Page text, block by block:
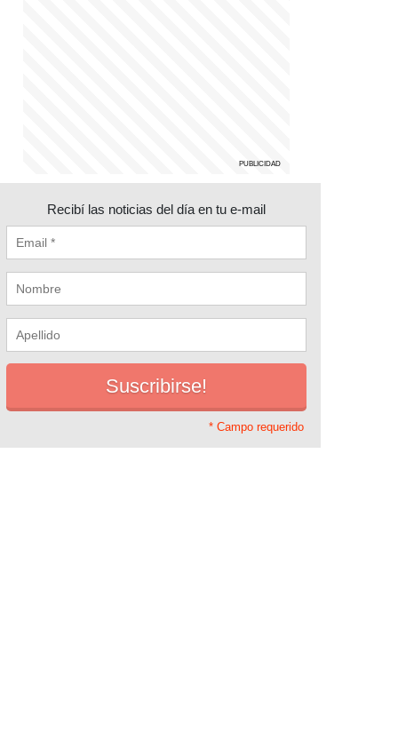
Recibí las noticias del día en tu e-mail
* Campo requerido